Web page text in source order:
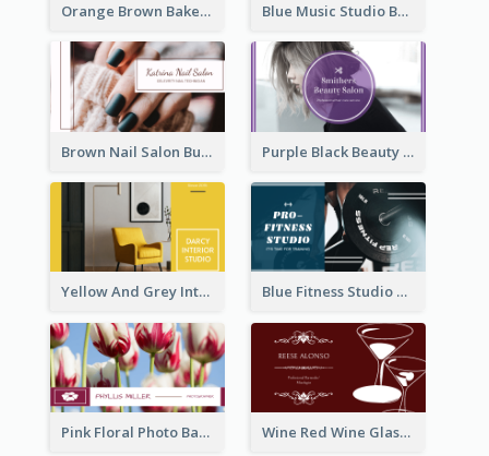
Orange Brown Bakery Business Card Blue Music Studio Business Card
Brown Nail Salon Business Card Purple Black Beauty Salon Business Card
Yellow And Grey Interior Studio Business Card Blue Fitness Studio Business Card
Pink Floral Photo Background Photographer Business Card Wine Red Wine Glass Bartender Business Card